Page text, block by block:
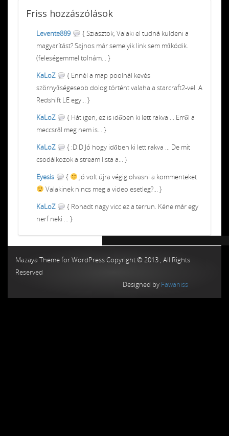
Friss hozzászólások
Levente889
{ Sziasztok, Valaki el tudná küldeni a
magyarítást? Sajnos már semelyik link sem működik.
(feleségemmel tolnám... }
KaLoZ
{ Ennél a map poolnál kevés
szörnyűségesebb dolog történt valaha a starcraft2-vel. A
Redshift LE egy... }
KaLoZ
{ Hát igen, ez is időben ki lett rakva ... Erről a
meccsről meg nem is... }
KaLoZ
{ :D:D Jó hogy időben ki lett rakva ... De mit
csodálkozok a stream lista a... }
Eyesis
{
Jó volt újra végig olvasni a kommenteket
Valakinek nincs meg a video esetleg?... }
KaLoZ
{ Rohadt nagy vicc ez a terrun. Kéne már egy
nerf neki ... }
Mazaya Theme for WordPress Copyright © 2013 , All Rights
Reserved
Designed by Fawaniss